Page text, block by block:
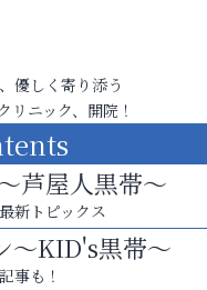
優しく寄り添う
リニック、開院！
芦屋人黒帯～
新トピックス
～KID's黒帯～
事も！